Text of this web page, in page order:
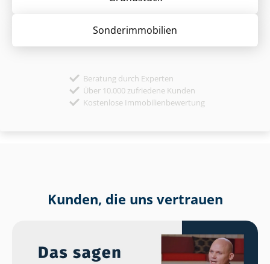
Sonder­immobilien
Beratung durch Experten
Über 10.000 zufriedene Kunden
Kostenlose Immobilienbewertung
Kunden, die uns vertrauen